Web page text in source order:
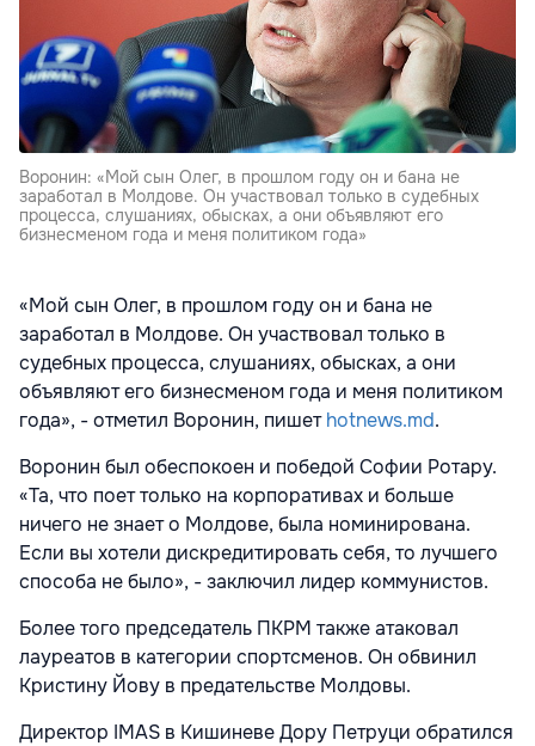
Воронин: «Мой сын Олег, в прошлом году он и бана не
заработал в Молдове. Он участвовал только в судебных
процесса, слушаниях, обысках, а они объявляют его
бизнесменом года и меня политиком года»
«Мой сын Олег, в прошлом году он и бана не
заработал в Молдове. Он участвовал только в
судебных процесса, слушаниях, обысках, а они
объявляют его бизнесменом года и меня политиком
года», - отметил Воронин, пишетhotnews.md.
Воронин был обеспокоен и победой Софии Ротару.
«Та, что поет только на корпоративах и больше
ничего не знает о Молдове, была номинирована.
Если вы хотели дискредитировать себя, то лучшего
способа не было», - заключил лидер коммунистов.
Более того председатель ПКРМ также атаковал
лауреатов в категории спортсменов. Он обвинил
Кристину Йову в предательстве Молдовы.
Директор IMAS в Кишиневе Дору Петруци обратился